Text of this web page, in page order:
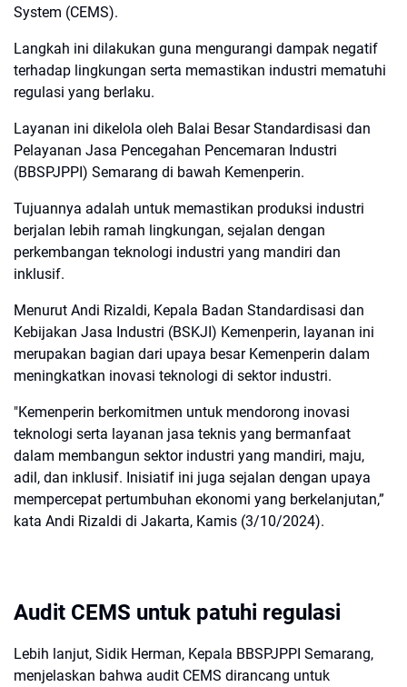
System (CEMS).
Langkah ini dilakukan guna mengurangi dampak negatif
terhadap lingkungan serta memastikan industri mematuhi
regulasi yang berlaku.
Layanan ini dikelola oleh Balai Besar Standardisasi dan
Pelayanan Jasa Pencegahan Pencemaran Industri
(BBSPJPPI) Semarang di bawah Kemenperin.
Tujuannya adalah untuk memastikan produksi industri
berjalan lebih ramah lingkungan, sejalan dengan
perkembangan teknologi industri yang mandiri dan
inklusif.
Menurut Andi Rizaldi, Kepala Badan Standardisasi dan
Kebijakan Jasa Industri (BSKJI) Kemenperin, layanan ini
merupakan bagian dari upaya besar Kemenperin dalam
meningkatkan inovasi teknologi di sektor industri.
"Kemenperin berkomitmen untuk mendorong inovasi
teknologi serta layanan jasa teknis yang bermanfaat
dalam membangun sektor industri yang mandiri, maju,
adil, dan inklusif. Inisiatif ini juga sejalan dengan upaya
mempercepat pertumbuhan ekonomi yang berkelanjutan,”
kata Andi Rizaldi di Jakarta, Kamis (3/10/2024).
Audit CEMS untuk patuhi regulasi
Lebih lanjut, Sidik Herman, Kepala BBSPJPPI Semarang,
menjelaskan bahwa audit CEMS dirancang untuk